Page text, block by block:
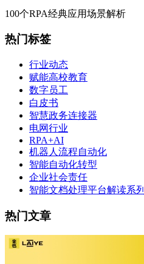
100个RPA经典应用场景解析
热门标签
行业动态
赋能高校教育
数字员工
白皮书
智慧政务连接器
电网行业
RPA+AI
机器人流程自动化
智能自动化转型
企业社会责任
智能文档处理平台解读系列
热门文章